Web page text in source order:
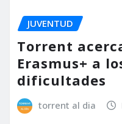
JUVENTUD
Torrent
Erasmus+ a
dificultades
torrent al dia